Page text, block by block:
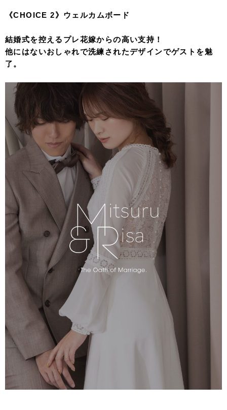
《CHOICE 2》ウェルカムボード
結婚式を控えるプレ花嫁からの高い支持！
他にはないおしゃれで洗練されたデザインでゲストを魅
了。